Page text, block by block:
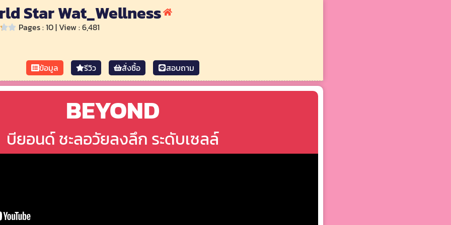
Star Wat_Wellness
Pages : 10 | View : 6,481
ข้อมูล รีวิว สั่งซื้อ สอบถาม
BEYOND
บียอนด์ ชะลอวัยลงลึก ระดับเซลล์